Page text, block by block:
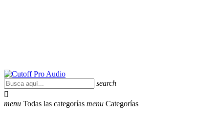
search

menu Todas las categorías menu Categorías